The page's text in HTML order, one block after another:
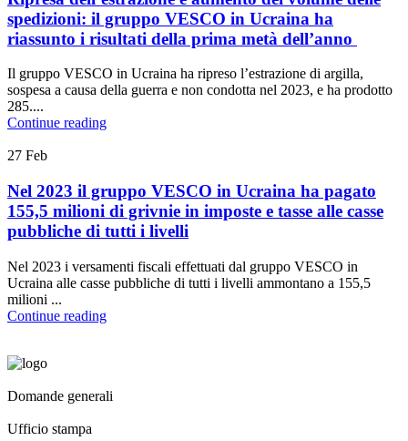
spedizioni: il gruppo VESCO in Ucraina ha
riassunto i risultati della prima metà dell’anno
Il gruppo VESCO in Ucraina ha ripreso l’estrazione di argilla,
sospesa a causa della guerra e non condotta nel 2023, e ha prodotto
285....
Continue reading
27 Feb
Nel 2023 il gruppo VESCO in Ucraina ha pagato
155,5 milioni di grivnie in imposte e tasse alle casse
pubbliche di tutti i livelli
Nel 2023 i versamenti fiscali effettuati dal gruppo VESCO in
Ucraina alle casse pubbliche di tutti i livelli ammontano a 155,5
milioni ...
Continue reading
Domande generali
Ufficio stampa